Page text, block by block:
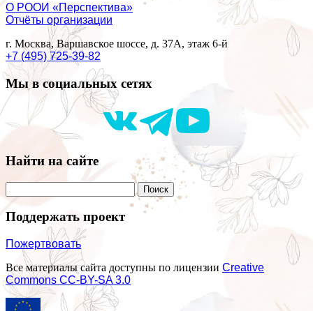
О РООИ «Перспектива»
Отчёты организации
г. Москва, Варшавское шоссе, д. 37А, этаж 6-й
+7 (495) 725-39-82
Мы в социальных сетях
Найти на сайте
Поддержать проект
Пожертвовать
Все материалы сайта доступны по лицензии Creative
Commons СС-BY-SA 3.0